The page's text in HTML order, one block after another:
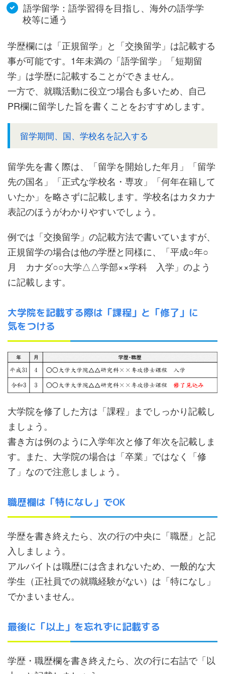
語学留学：語学習得を目指し、海外の語学学
校等に通う
学歴欄には「正規留学」と「交換留学」は記載する
事が可能です。1年未満の「語学留学」「短期留
学」は学歴に記載することができません。
一方で、就職活動に役立つ場合も多いため、自己
PR欄に留学した旨を書くことをおすすめします。
留学期間、国、学校名を記入する
留学先を書く際は、「留学を開始した年月」「留学
先の国名」「正式な学校名・専攻」「何年在籍して
いたか」を略さずに記載します。学校名はカタカナ
表記のほうがわかりやすいでしょう。
例では「交換留学」の記載方法で書いていますが、
正規留学の場合は他の学歴と同様に、「平成○年○
月 カナダ○○大学△△学部××学科 入学」のよう
に記載します。
大学院を記載する際は「課程」と「修了」に
気をつける
大学院を修了した方は「課程」までしっかり記載し
ましょう。
書き方は例のように入学年次と修了年次を記載しま
す。また、大学院の場合は「卒業」ではなく「修
了」なので注意しましょう。
職歴欄は「特になし」でOK
学歴を書き終えたら、次の行の中央に「職歴」と記
入しましょう。
アルバイトは職歴には含まれないため、一般的な大
学生（正社員での就職経験がない）は「特になし」
でかまいません。
最後に「以上」を忘れずに記載する
学歴・職歴欄を書き終えたら、次の行に右詰で「以